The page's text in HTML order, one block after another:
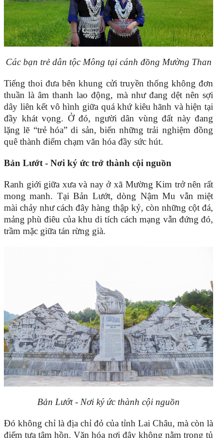
Các bạn trẻ dân tộc Mông tại cánh đồng Mường Than
Tiếng thoi đưa bên khung cửi truyền thống không đơn
thuần là âm thanh lao động, mà như đang dệt nên sợi
dây liên kết vô hình giữa quá khứ kiêu hãnh và hiện tại
đầy khát vọng. Ở đó, người dân vùng đất này đang
lặng lẽ “trẻ hóa” di sản, biến những trải nghiệm đồng
quê thành điểm chạm văn hóa đầy sức hút.
Bản Lướt - Nơi ký ức trở thành cội nguồn
Ranh giới giữa xưa và nay ở xã Mường Kim trở nên rất
mong manh. Tại Bản Lướt, dòng Nậm Mu vẫn miệt
mài chảy như cách đây hàng thập kỷ, còn những cột đá,
mảng phù điêu của khu di tích cách mạng vẫn đứng đó,
trầm mặc giữa tán rừng già.
Bản Lướt - Nơi ký ức thành cội nguồn
Đó không chỉ là địa chỉ đỏ của tỉnh Lai Châu, mà còn là
điểm tựa tâm hồn. Văn hóa nơi đây không nằm trong tủ